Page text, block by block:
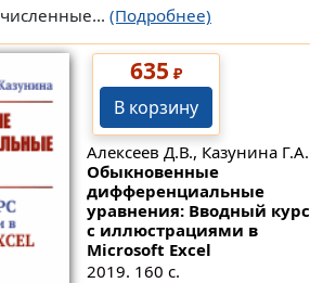
(Подробнее)
635 ₽
В корзину
Алексеев Д.В., Казунина Г.А.
Обыкновенные
дифференциальные
уравнения: Вводный курс
с иллюстрациями в
Microsoft Excel
2019. 160 с.